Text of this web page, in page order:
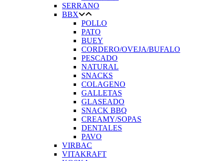
SERRANO
BBX
POLLO
PATO
BUEY
CORDERO/OVEJA/BUFALO
PESCADO
NATURAL
SNACKS
COLAGENO
GALLETAS
GLASEADO
SNACK BBQ
CREAMY/SOPAS
DENTALES
PAVO
VIRBAC
VITAKRAFT